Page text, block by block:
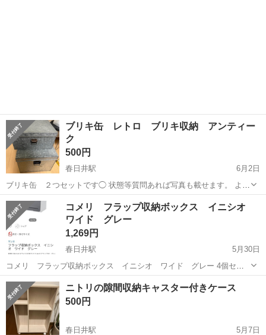
ブリキ缶 レトロ ブリキ収納 アンティー
ク
500円
春日井駅
6月2日
ブリキ缶 ２つセットです◯ 状態等質問あれば写真も載せます。 よろ
しくお願いします。
愛知 名古屋市 春日井駅 収納家具 ブリキ
コメリ フラップ収納ボックス イニシオ
ワイド グレー
1,269円
春日井駅
5月30日
コメリ フラップ収納ボックス イニシオ ワイド グレー 4個セッ
トでお取引いただける方にお渡しいたします。 商品代金は4個まとめ
ての価格です。新品なら1つ分のお値段で出品しました。 状態は目立
つキズもなく良いと思いますが、１...
愛知 名古屋市 春日井駅 収納家具 イニシオ
ニトリの隙間収納キャスター付きケース
500円
春日井駅
5月7日